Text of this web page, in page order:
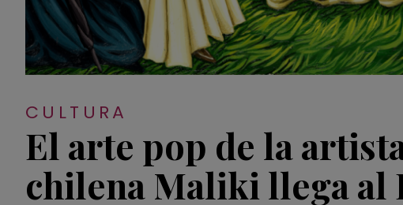
CULTURA
El arte pop de la
chilena Maliki llega al